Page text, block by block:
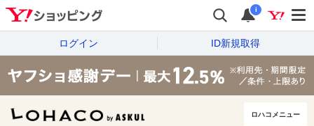
i
ログイン ID新規取得
ロハコメニュー